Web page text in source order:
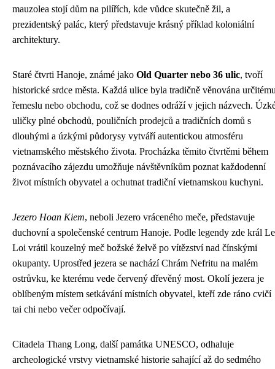
mauzolea stojí dům na pilířích, kde vůdce skutečně žil, a
prezidentský palác, který představuje krásný příklad koloniální
architektury.
Staré čtvrti Hanoje, známé jako Old Quarter nebo 36 ulic, tvoří
historické srdce města. Každá ulice byla tradičně věnována
řemeslu nebo obchodu, což se dodnes odráží v jejich názvech.
uličky plné obchodů, pouličních prodejců a tradičních domů s
dlouhými a úzkými půdorysy vytváří autentickou atmosféru
vietnamského městského života. Procházka těmito čtvrtěmi během
poznávacího zájezdu umožňuje návštěvníkům poznat každodenní
život místních obyvatel a ochutnat tradiční vietnamskou kuchyni.
Jezero Hoan Kiem, neboli Jezero vráceného meče, představuje
duchovní a společenské centrum Hanoje. Podle legendy zde král Le
Loi vrátil kouzelný meč božské želvě po vítězství nad čínskými
okupanty. Uprostřed jezera se nachází Chrám Nefritu na malém
ostrůvku, ke kterému vede červený dřevěný most. Okolí jezera je
oblíbeným místem setkávání místních obyvatel, kteří zde ráno cvičí
tai chi nebo večer odpočívají.
Citadela Thang Long, další památka UNESCO, odhaluje
archeologické vrstvy vietnamské historie sahající až do sedmého